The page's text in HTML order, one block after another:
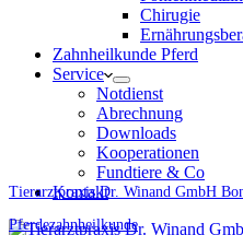
Chirugie
Zahnheilkunde Pferd
Service
Notdienst
Abrechnung
Downloads
Kooperationen
Fundtiere & Co
Kontakt
Tierarztpraxis Dr. Winand GmbH
Pferdezahnheilkunde